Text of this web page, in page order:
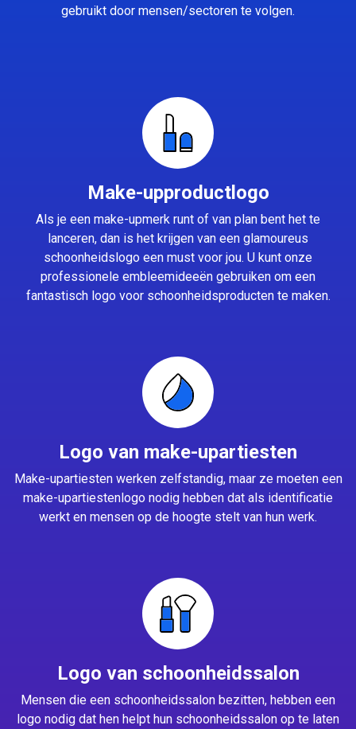
gebruikt door mensen/sectoren te volgen.
Make-upproductlogo
Als je een make-upmerk runt of van plan bent het te
lanceren, dan is het krijgen van een glamoureus
schoonheidslogo een must voor jou. U kunt onze
professionele embleemideeën gebruiken om een
fantastisch logo voor schoonheidsproducten te maken.
Logo van make-upartiesten
Make-upartiesten werken zelfstandig, maar ze moeten een
make-upartiestenlogo nodig hebben dat als identificatie
werkt en mensen op de hoogte stelt van hun werk.
Logo van schoonheidssalon
Mensen die een schoonheidssalon bezitten, hebben een
logo nodig dat hen helpt hun schoonheidssalon op te laten